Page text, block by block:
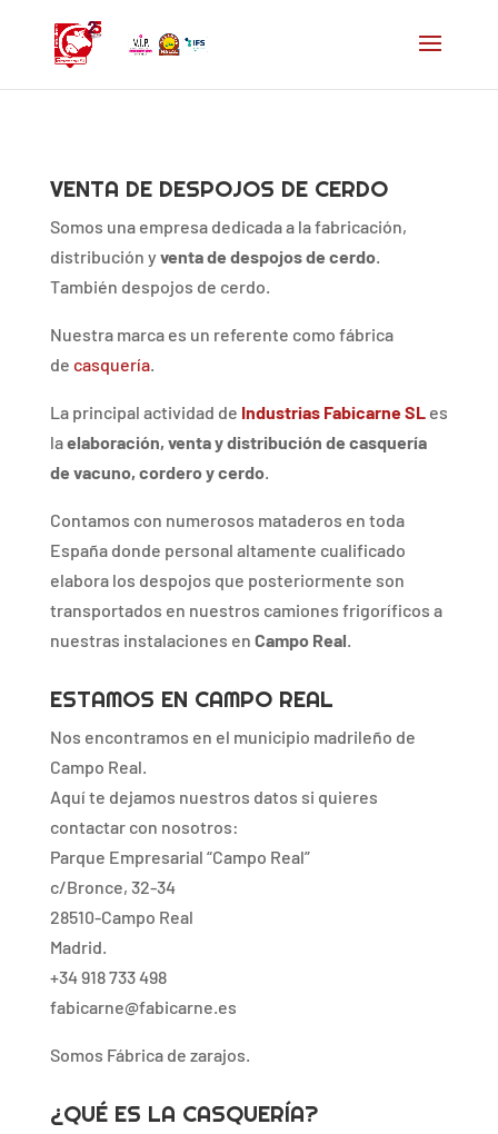
VENTA DE DESPOJOS DE CERDO
Somos una empresa dedicada a la fabricación,
distribución y venta de despojos de cerdo.
También despojos de cerdo.
Nuestra marca es un referente como fábrica
de casquería.
La principal actividad de Industrias Fabicarne SLes
laelaboración, venta y distribución de casquería
de vacuno, cordero y cerdo.
Contamos con numerosos mataderos en toda
España donde personal altamente cualificado
elabora los despojos que posteriormente son
transportados en nuestros camiones frigoríficos a
nuestras instalaciones en Campo Real.
ESTAMOS EN CAMPO REAL
Nos encontramos en el municipio madrileño de
Campo Real.
Aquí te dejamos nuestros datos si quieres
contactar con nosotros:
Parque Empresarial “Campo Real”
c/Bronce, 32-34
28510-Campo Real
Madrid.
+34 918 733 498
fabicarne@fabicarne.es
Somos Fábrica de zarajos.
¿QUÉ ES LA CASQUERÍA?